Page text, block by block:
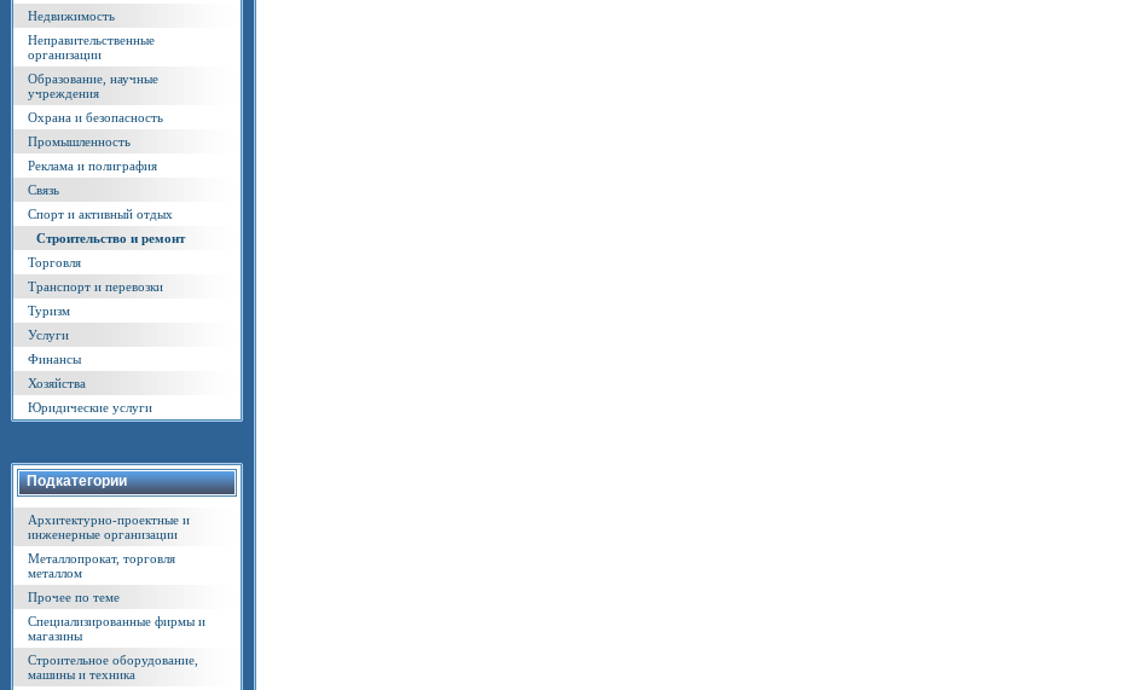
Недвижимость
Неправительственные
организации
Образование, научные
учреждения
Охрана и безопасность
Промышленность
Реклама и полиграфия
Связь
Спорт и активный отдых
Строительство и ремонт
Торговля
Транспорт и перевозки
Туризм
Услуги
Финансы
Хозяйства
Юридические услуги
Подкатегории
Архитектурно-проектные и
инженерные организации
Металлопрокат, торговля
металлом
Прочее по теме
Специализированные фирмы и
магазины
Строительное оборудование,
машины и техника